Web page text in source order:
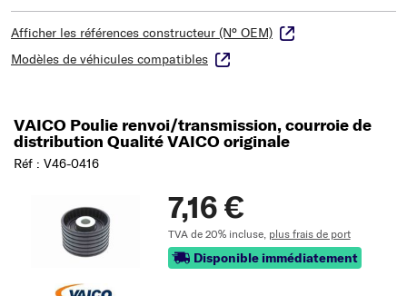
Afficher les références constructeur (N° OEM)
Modèles de véhicules compatibles
VAICO Poulie renvoi/transmission, courroie de
distribution Qualité VAICO originale
Réf : V46-0416
7,16 €
TVA de 20% incluse, plus frais de port
Disponible immédiatement